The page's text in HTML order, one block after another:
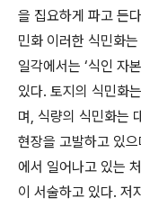
을 집요하게 파고 든다
민화 이러한 식민화
일각에서는 ‘식인 자
있다. 토지의 식민화
며 식량의 식민화는
현장을 고발하고 있으
에서 일어나고 있는
이 서술하고 있다. 저